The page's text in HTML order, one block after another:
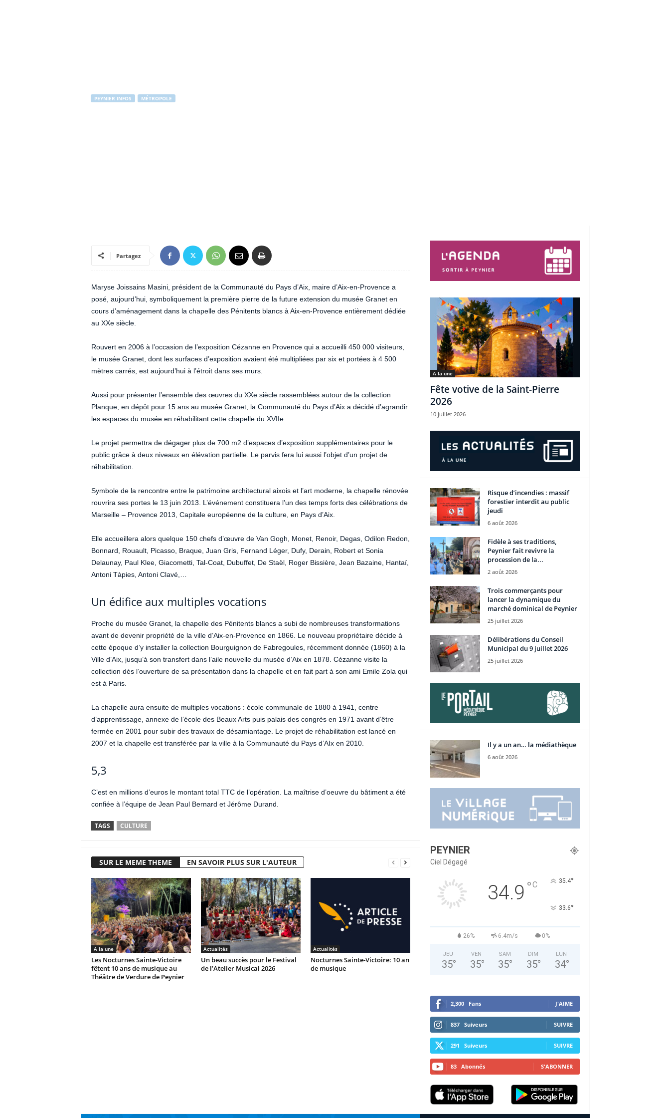
PEYNIER INFOS MÉTROPOLE
Partagez
Maryse Joissains Masini, président de la Communauté du Pays d’Aix, maire d’Aix-en-Provence a
posé, aujourd’hui, symboliquement la première pierre de la future extension du musée Granet en
cours d’aménagement dans la chapelle des Pénitents blancs à Aix-en-Provence entièrement dédiée
au XXe siècle.
Rouvert en 2006 à l’occasion de l’exposition Cézanne en Provence qui a accueilli 450 000 visiteurs,
le musée Granet, dont les surfaces d’exposition avaient été multipliées par six et portées à 4 500
mètres carrés, est aujourd’hui à l’étroit dans ses murs.
Aussi pour présenter l’ensemble des œuvres du XXe siècle rassemblées autour de la collection
Planque, en dépôt pour 15 ans au musée Granet, la Communauté du Pays d’Aix a décidé d’agrandir
les espaces du musée en réhabilitant cette chapelle du XVIIe.
Le projet permettra de dégager plus de 700 m2 d’espaces d’exposition supplémentaires pour le
public grâce à deux niveaux en élévation partielle. Le parvis fera lui aussi l’objet d’un projet de
réhabilitation.
Symbole de la rencontre entre le patrimoine architectural aixois et l’art moderne, la chapelle rénovée
rouvrira ses portes le 13 juin 2013. L’événement constituera l’un des temps forts des célébrations de
Marseille – Provence 2013, Capitale européenne de la culture, en Pays d’Aix.
Elle accueillera alors quelque 150 chefs d’œuvre de Van Gogh, Monet, Renoir, Degas, Odilon Redon,
Bonnard, Rouault, Picasso, Braque, Juan Gris, Fernand Léger, Dufy, Derain, Robert et Sonia
Delaunay, Paul Klee, Giacometti, Tal-Coat, Dubuffet, De Staël, Roger Bissière, Jean Bazaine, Hantaï,
Antoni Tàpies, Antoni Clavé,…
Un édifice aux multiples vocations
Proche du musée Granet, la chapelle des Pénitents blancs a subi de nombreuses transformations
avant de devenir propriété de la ville d’Aix-en-Provence en 1866. Le nouveau propriétaire décide à
cette époque d’y installer la collection Bourguignon de Fabregoules, récemment donnée (1860) à la
Ville d’Aix, jusqu’à son transfert dans l’aile nouvelle du musée d’Aix en 1878. Cézanne visite la
collection dès l’ouverture de sa présentation dans la chapelle et en fait part à son ami Emile Zola qui
est à Paris.
La chapelle aura ensuite de multiples vocations : école communale de 1880 à 1941, centre
d’apprentissage, annexe de l’école des Beaux Arts puis palais des congrès en 1971 avant d’être
fermée en 2001 pour subir des travaux de désamiantage. Le projet de réhabilitation est lancé en
2007 et la chapelle est transférée par la ville à la Communauté du Pays d’AIx en 2010.
5,3
C’est en millions d’euros le montant total TTC de l’opération. La maîtrise d’oeuvre du bâtiment a été
confiée à l’équipe de Jean Paul Bernard et Jérôme Durand.
TAGS CULTURE
SUR LE MEME THEME EN SAVOIR PLUS SUR L'AUTEUR
A la une
Les Nocturnes Sainte-Victoire
fêtent 10 ans de musique au
Théâtre de Verdure de Peynier
Actualités
Un beau succès pour le Festival
de l’Atelier Musical 2026
Actualités
Nocturnes Sainte-Victoire: 10 an
de musique
A la une
Fête votive de la Saint-Pierre
2026
10 juillet 2026
Risque d’incendies : massif
forestier interdit au public
jeudi
6 août 2026
Fidèle à ses traditions,
Peynier fait revivre la
procession de la...
2 août 2026
Trois commerçants pour
lancer la dynamique du
marché dominical de Peynier
25 juillet 2026
Délibérations du Conseil
Municipal du 9 juillet 2026
25 juillet 2026
Il y a un an… la médiathèque
6 août 2026
PEYNIER
Ciel Dégagé
34.9 °C 35.4°
33.6°
26% 6.4m/s 0%
JEU
35°
VEN
35°
SAM
35°
DIM
35°
LUN
34°
2,300 Fans J'AIME
837 Suiveurs SUIVRE
291 Suiveurs SUIVRE
83 Abonnés S'ABONNER